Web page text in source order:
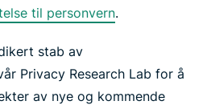
til personvern.
stab av
Privacy Research Lab for å
av nye og kommende